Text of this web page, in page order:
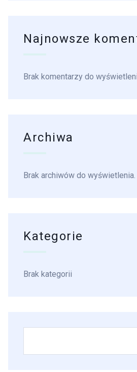
Najnowsze
Brak komentarzy do
Archiwa
Brak archiwów do wyświetlenia.
Kategorie
Brak kategorii